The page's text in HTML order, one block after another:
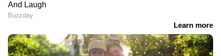
ഇന്ത്യയിലെയും ലോകമെമ്പാടുമുള്ള എല്ലാ
India Newsഅറിയാൻ എപ്പോഴും ഏഷ്യാനെറ്റ്